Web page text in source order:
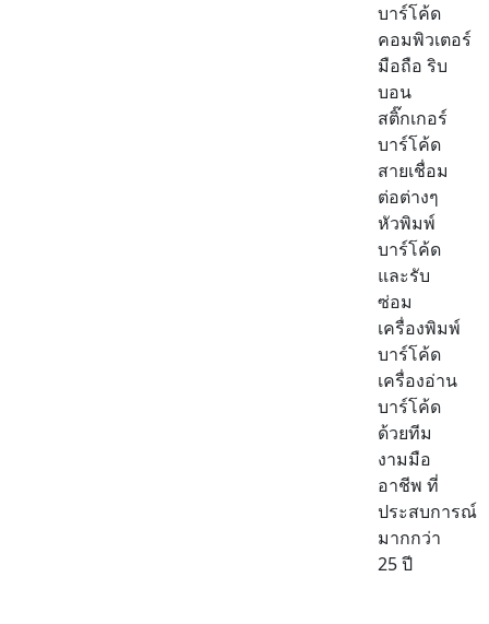
บาร์โค้ด
คอมพิวเตอร์
มือถือ ริบ
บอน
สติ๊กเกอร์
บาร์โค้ด
สายเชื่อม
ต่อต่างๆ
หัวพิมพ์
บาร์โค้ด
และรับ
ซ่อม
เครื่องพิมพ์
บาร์โค้ด
เครื่องอ่าน
บาร์โค้ด
ด้วยทีม
งามมือ
อาชีพ ที่
ประสบการณ์
มากกว่า
25 ปี